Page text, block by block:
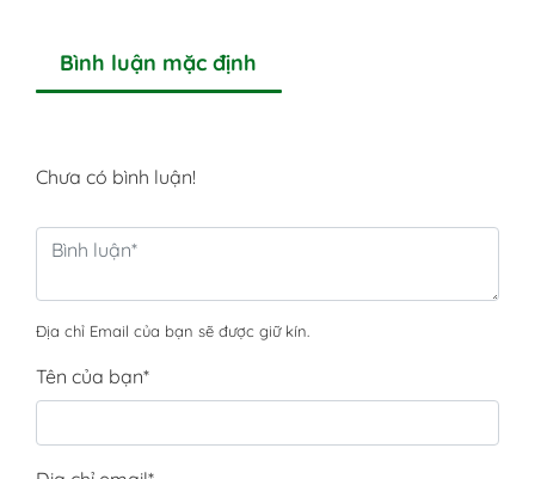
Bình luận mặc định
Chưa có bình luận!
Địa chỉ Email của bạn sẽ được giữ kín.
Tên của bạn*